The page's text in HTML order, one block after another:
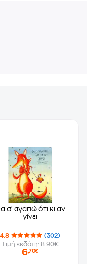
σ' αγαπώ ότι κι αν
γίνει
4.8
(302)
Τιμή εκδότη: 8.90€
6,70€